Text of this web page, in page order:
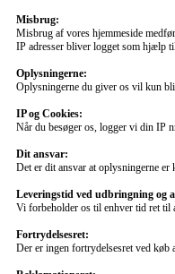
Misbrug:
Misbrug af vores hjemmeside
IP adresser bliver logget som hjælp
Oplysningerne:
Oplysningerne du giver os vil kun
IP og Cookies:
Når du besøger os, logger vi din IP
Dit ansvar:
Det er dit ansvar at oplysningerne
Leveringstid ved udbringning og
Vi forbeholder os til enhver tid ret til
Fortrydelsesret:
Der er ingen fortrydelsesret ved